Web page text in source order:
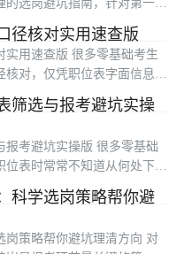
选岗避坑指南，针对第一次
了四大常见误区，给出了可
解读职位表、首次报考的零
径核对实用速查版
实用速查版 很多零基础考生
对，仅凭职位表字面信息盲
出现不符合要求的问题，白
实用选岗指南，围绕公告口
筛选与报考避坑实操
报考避坑实操版 很多零基础
位表时常常不知道从何处下
误区。本文是粉笔整理的实
了从职位表初读、条件核对
科学选岗策略帮你避
岗策略帮你避坑理清方向 对